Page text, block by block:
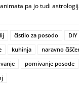
pa jo tudi
čistilo za posodo
kuhinja
naravno
pomivanje posode